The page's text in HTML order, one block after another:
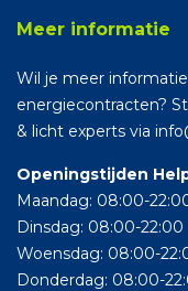
Meer informatie
Wil je meer
energiecontracten?
& licht experts via
Openingstijden
Maandag: 08:00-
Dinsdag: 08:00-22:00
Woensdag: 08:00-
Donderdag: 08:00-